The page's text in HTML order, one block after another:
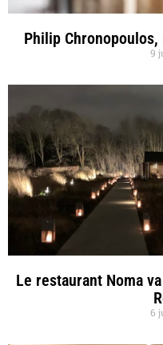
Philip
9
Le restaurant Noma
6